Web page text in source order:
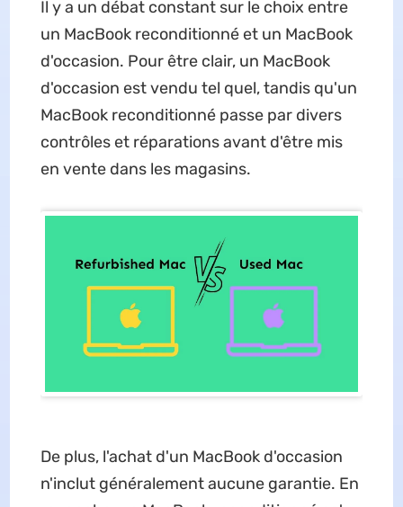
Il y a un débat constant sur le choix entre
un MacBook reconditionné et un MacBook
d'occasion. Pour être clair, un MacBook
d'occasion est vendu tel quel, tandis qu'un
MacBook reconditionné passe par divers
contrôles et réparations avant d'être mis
en vente dans les magasins.
De plus, l'achat d'un MacBook d'occasion
n'inclut généralement aucune garantie. En